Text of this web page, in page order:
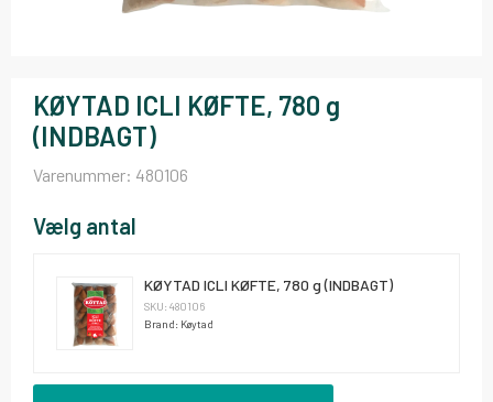
KØYTAD ICLI KØFTE, 780 g
(INDBAGT)
Varenummer: 480106
Vælg antal
KØYTAD ICLI KØFTE, 780 g (INDBAGT)
SKU: 480106
Brand: Køytad